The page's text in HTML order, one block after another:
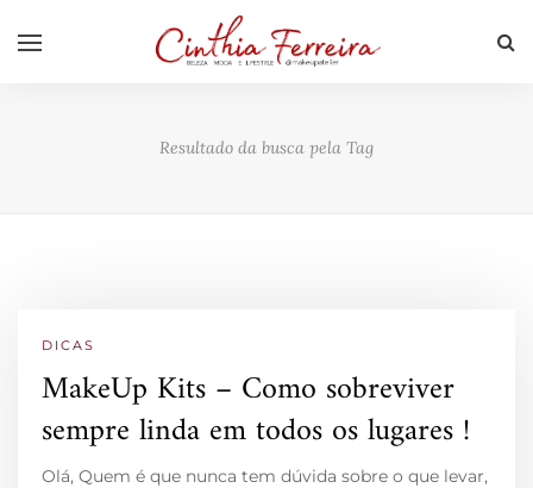
Resultado da busca pela Tag
DICAS
MakeUp Kits – Como sobreviver
sempre linda em todos os lugares !
Olá, Quem é que nunca tem dúvida sobre o que levar,